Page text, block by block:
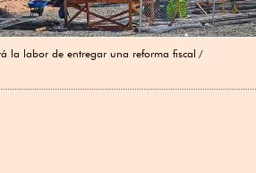
la labor de entregar una reforma fiscal